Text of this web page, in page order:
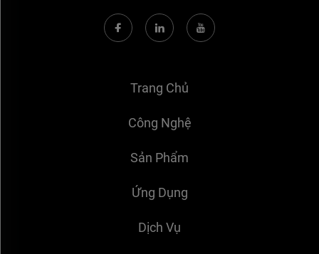
Trang Chủ
Công Nghệ
Sản Phẩm
Ứng Dụng
Dịch Vụ